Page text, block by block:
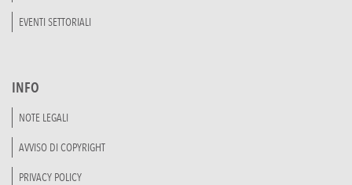
EVENTI SETTORIALI
INFO
NOTE LEGALI
AVVISO DI COPYRIGHT
PRIVACY POLICY